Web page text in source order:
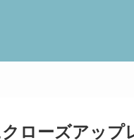
クローズアッ